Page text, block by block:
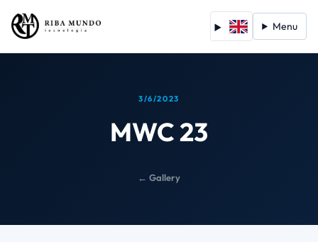
Menu
3/6/2023
MWC 23
← Gallery